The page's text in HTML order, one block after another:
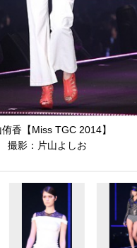
香【Miss TGC 2014】
撮影：片山よしお